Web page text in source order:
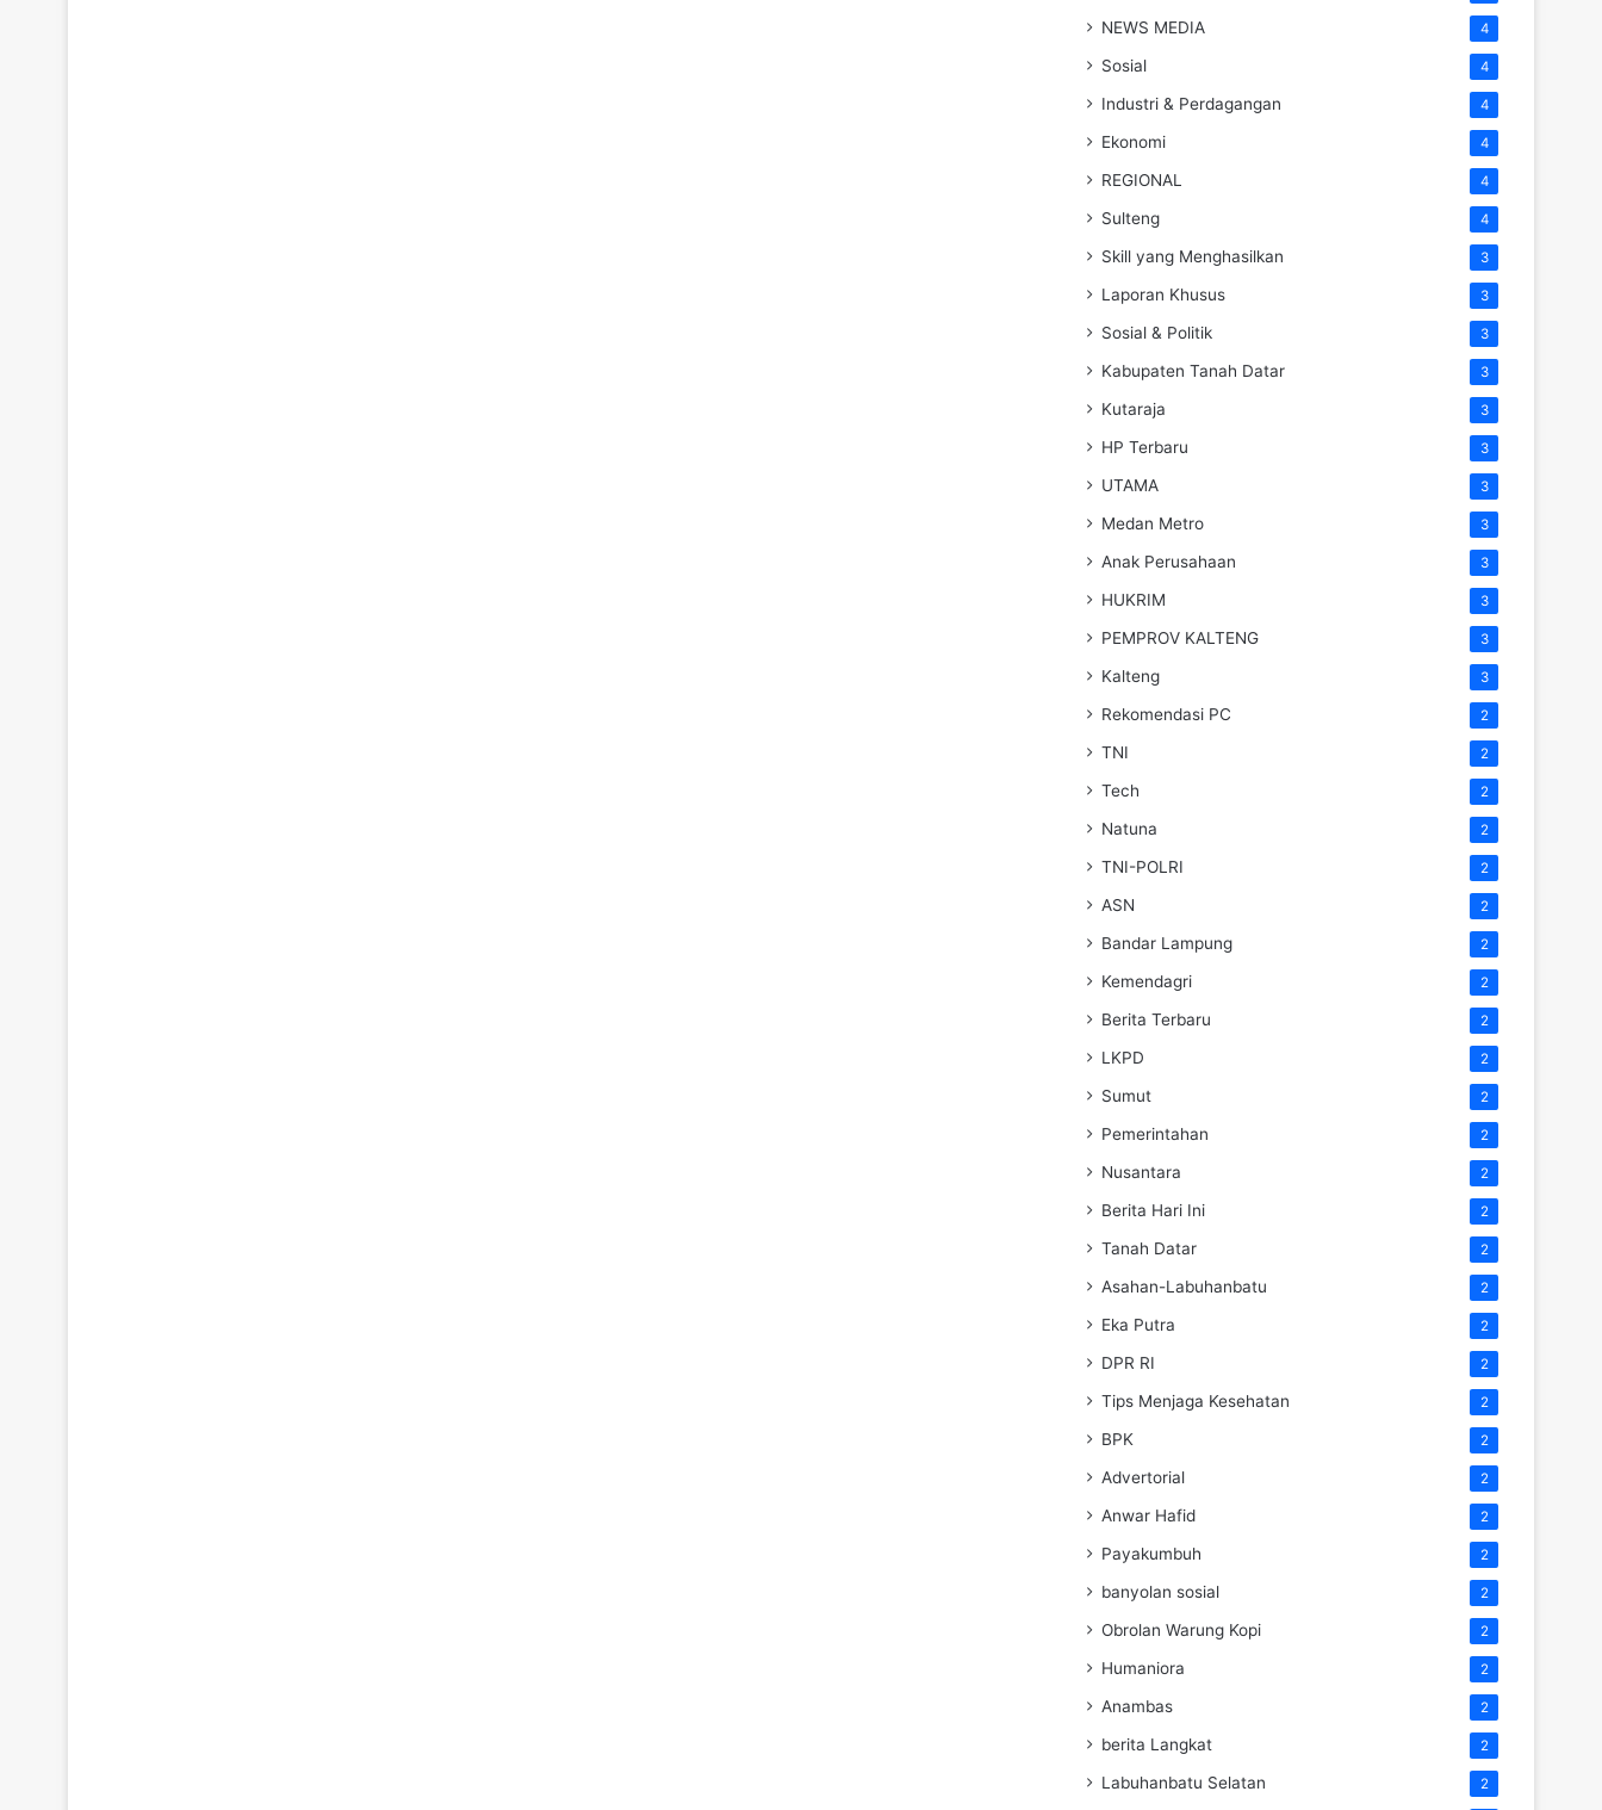
NEWS MEDIA 4
Sosial 4
Industri & Perdagangan 4
Ekonomi 4
REGIONAL 4
Sulteng 4
Skill yang Menghasilkan 3
Laporan Khusus 3
Sosial & Politik 3
Kabupaten Tanah Datar 3
Kutaraja 3
HP Terbaru 3
UTAMA 3
Medan Metro 3
Anak Perusahaan 3
HUKRIM 3
PEMPROV KALTENG 3
Kalteng 3
Rekomendasi PC 2
TNI 2
Tech 2
Natuna 2
TNI-POLRI 2
ASN 2
Bandar Lampung 2
Kemendagri 2
Berita Terbaru 2
LKPD 2
Sumut 2
Pemerintahan 2
Nusantara 2
Berita Hari Ini 2
Tanah Datar 2
Asahan-Labuhanbatu 2
Eka Putra 2
DPR RI 2
Tips Menjaga Kesehatan 2
BPK 2
Advertorial 2
Anwar Hafid 2
Payakumbuh 2
banyolan sosial 2
Obrolan Warung Kopi 2
Humaniora 2
Anambas 2
berita Langkat 2
Labuhanbatu Selatan 2